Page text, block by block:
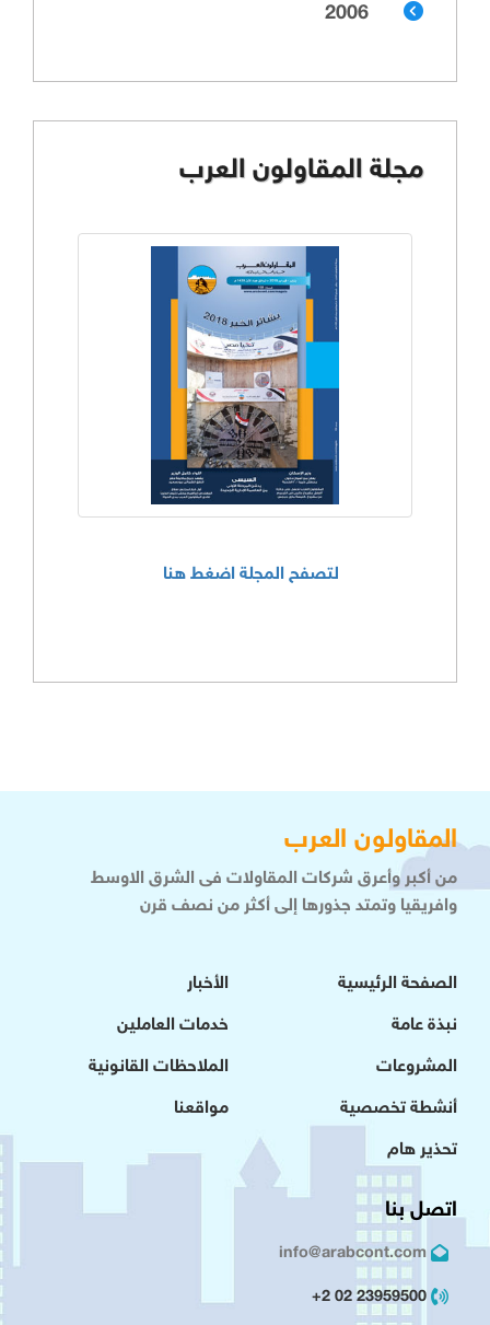
2006
مجلة المقاولون العرب
لتصفح المجلة اضغط هنا
المقاولون العرب
من أكبر وأعرق شركات المقاولات فى الشرق الاوسط
وافريقيا وتمتد جذورها إلى أكثر من نصف قرن
الصفحة الرئيسية
نبذة عامة
المشروعات
أنشطة تخصصية
تحذير هام
الأخبار
خدمات العاملين
الملاحظات القانونية
مواقعنا
اتصل بنا
info@arabcont.com
23959500 02 2+